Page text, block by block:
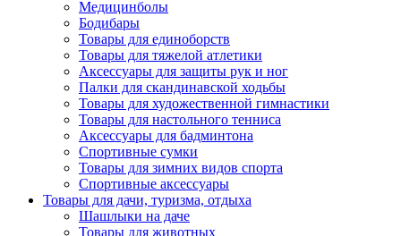
Медицинболы
Бодибары
Товары для единоборств
Товары для тяжелой атлетики
Аксессуары для защиты рук и ног
Палки для скандинавской ходьбы
Товары для художественной гимнастики
Товары для настольного тенниса
Аксессуары для бадминтона
Спортивные сумки
Товары для зимних видов спорта
Спортивные аксессуары
Товары для дачи, туризма, отдыха
Шашлыки на даче
Товары для животных